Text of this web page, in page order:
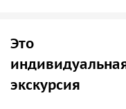
Монастырь Триккукья
По соседству,
одна из древнейших
Это
экскурсия